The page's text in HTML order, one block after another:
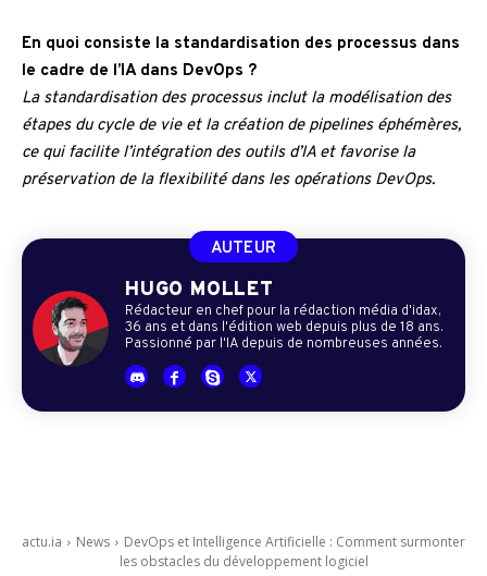
En quoi consiste la standardisation des processus dans
le cadre de l’IA dans DevOps ?
La standardisation des processus inclut la modélisation des
étapes du cycle de vie et la création de pipelines éphémères,
ce qui facilite l’intégration des outils d’IA et favorise la
préservation de la flexibilité dans les opérations DevOps.
AUTEUR
HUGO MOLLET
Rédacteur en chef pour la rédaction média d'idax,
36 ans et dans l'édition web depuis plus de 18 ans.
Passionné par l'IA depuis de nombreuses années.
actu.ia News
DevOps et Intelligence Artificielle : Comment surmonter
les obstacles du développement logiciel